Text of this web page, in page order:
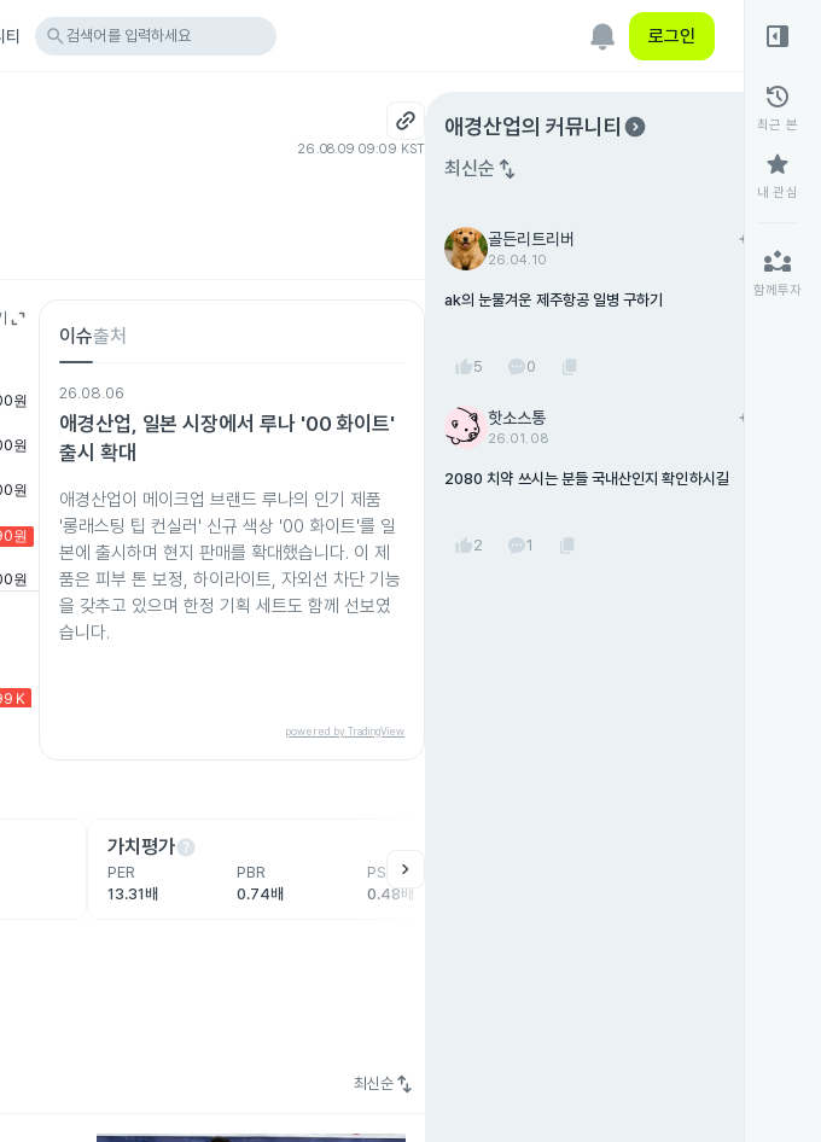
티 search 검색어를 입력하세요 로그인
26.08.09 09:09 KST
이슈출처
26.08.06
애경산업, 일본 시장에서 루나 '00 화이트'
출시 확대
애경산업이 메이크업 브랜드 루나의 인기 제품
'롱래스팅 팁 컨실러' 신규 색상 '00 화이트'를 일
본에 출시하며 현지 판매를 확대했습니다. 이 제
품은 피부 톤 보정, 하이라이트, 자외선 차단 기능
을 갖추고 있으며 한정 기획 세트도 함께 선보였
습니다.
powered by TradingView
가치평가help
PER
13.31배
PBR
0.74배
PSR
0.48배
chevron_right
최신순 swap_vert
애경산업의 커뮤니티 expand_circle_right
최신순 swap_vert
골든리트리버
26.04.10
add
ak의 눈물겨운 제주항공 일병 구하기
thumb_up5 0 content_copy
핫소스통
26.01.08
add
2080 치약 쓰시는 분들 국내산인지 확인하시길
thumb_up2 1 content_copy
right_panel_open
history
최근 본
star
내 관심
partner_exchange
함께투자